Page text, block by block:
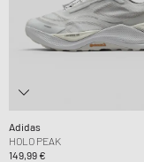
Adidas
HOLO PEAK
149,99 €